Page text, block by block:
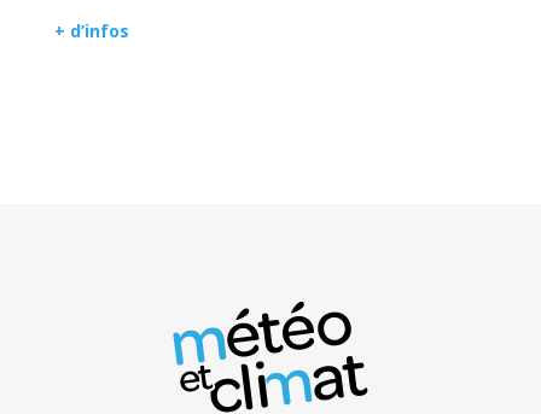
+ d’infos